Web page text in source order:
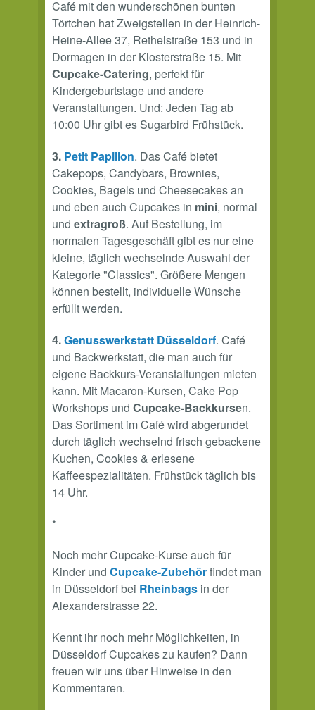
Café mit den wunderschönen bunten
Törtchen hat Zweigstellen in der Heinrich-
Heine-Allee 37, Rethelstraße 153 und in
Dormagen in der Klosterstraße 15. Mit
Cupcake-Catering, perfekt für
Kindergeburtstage und andere
Veranstaltungen. Und: Jeden Tag ab
10:00 Uhr gibt es Sugarbird Frühstück.
3. Petit Papillon. Das Café bietet
Cakepops, Candybars, Brownies,
Cookies, Bagels und Cheesecakes an
und eben auch Cupcakes in mini, normal
und extragroß. Auf Bestellung, im
normalen Tagesgeschäft gibt es nur eine
kleine, täglich wechselnde Auswahl der
Kategorie "Classics". Größere Mengen
können bestellt, individuelle Wünsche
erfüllt werden.
4.Genusswerkstatt Düsseldorf. Café
und Backwerkstatt, die man auch für
eigene Backkurs-Veranstaltungen mieten
kann. Mit Macaron-Kursen, Cake Pop
Workshops und Cupcake-Backkursen.
Das Sortiment im Café wird abgerundet
durch täglich wechselnd frisch gebackene
Kuchen, Cookies & erlesene
Kaffeespezialitäten. Frühstück täglich bis
14 Uhr.
*
Noch mehr Cupcake-Kurse auch für
Kinder und Cupcake-Zubehörfindet man
in Düsseldorf bei Rheinbags in der
Alexanderstrasse 22.
Kennt ihr noch mehr Möglichkeiten, in
Düsseldorf Cupcakes zu kaufen? Dann
freuen wir uns über Hinweise in den
Kommentaren.